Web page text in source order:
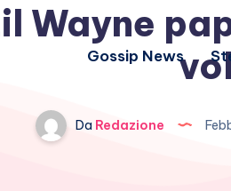
Gossip News
Wayne
Da Redazione